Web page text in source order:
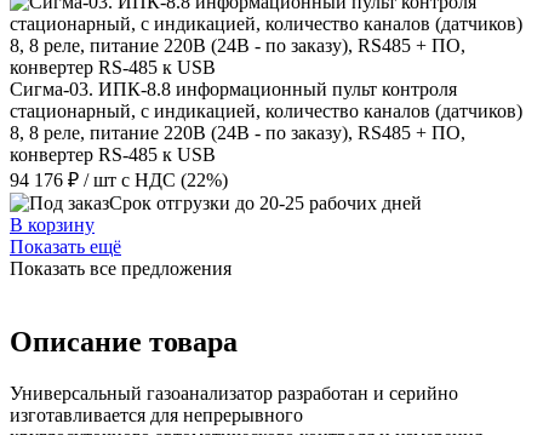
Сигма-03. ИПК-8.8 информационный пульт контроля
стационарный, с индикацией, количество каналов (датчиков)
8, 8 реле, питание 220В (24В - по заказу), RS485 + ПО,
конвертер RS-485 к USB
94 176 ₽ / шт с НДС (22%)
Срок отгрузки до 20-25 рабочих дней
В корзину
Показать ещё
Показать все предложения
Описание товара
Универсальный газоанализатор разработан и серийно
изготавливается для непрерывного